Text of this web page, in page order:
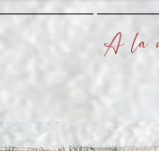
A la